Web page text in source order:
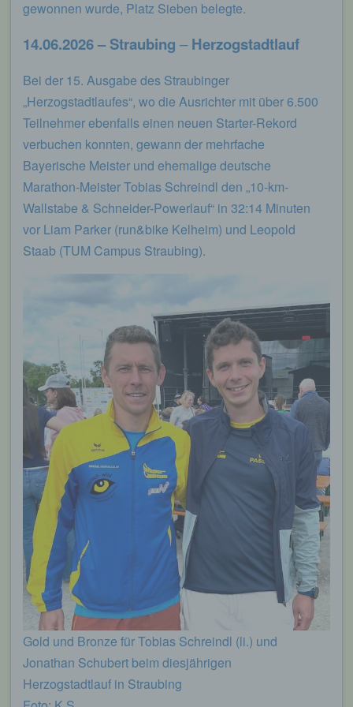
gewonnen wurde, Platz Sieben belegte.
14.06.2026 – Straubing –Herzogstadtlauf
Bei der 15. Ausgabe des Straubinger
„Herzogstadtlaufes“, wo die Ausrichter mit über 6.500
Teilnehmer ebenfalls einen neuen Starter-Rekord
verbuchen konnten, gewann der mehrfache
Bayerische Meister und ehemalige deutsche
Marathon-Meister Tobias Schreindl den „10-km-
Wallstabe & Schneider-Powerlauf“ in 32:14 Minuten
vor Liam Parker (run&bike Kelheim) und Leopold
Staab (TUM Campus Straubing).
Gold und Bronze für Tobias Schreindl (li.) und
Jonathan Schubert beim diesjährigen
Herzogstadtlauf in Straubing